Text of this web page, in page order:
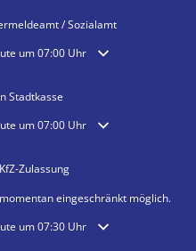
/ Sozialamt
oder Schließzeiten
um 07:00 Uhr
Stadtkasse
oder Schließzeiten
um 07:00 Uhr
Zulassung
eingeschränkt möglich.
oder Schließzeiten
um 07:30 Uhr